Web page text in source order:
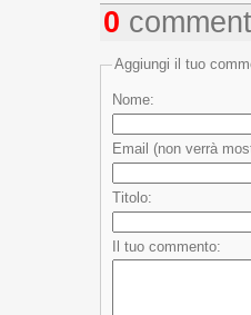
0
Aggiungi il tuo
Nome:
Email (non verrà
Titolo:
Il tuo commento: